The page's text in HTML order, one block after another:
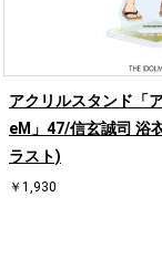
アクリルスタンド「
eM」47/信玄誠司 浴
ラスト)
￥1,930